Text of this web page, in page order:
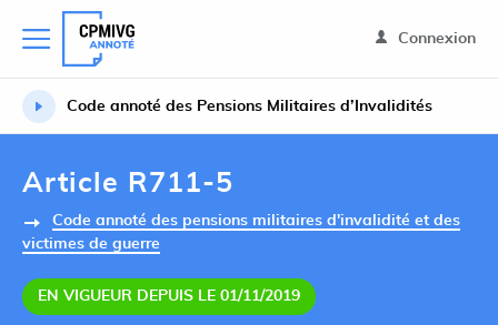
Connexion
Code annoté des Pensions Militaires d’Invalidités
Article R711-5
Code annoté des pensions militaires d'invalidité et des
victimes de guerre
EN VIGUEUR DEPUIS LE 01/11/2019